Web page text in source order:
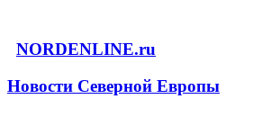
NORDENLINE.ru
Новости Северной Европы